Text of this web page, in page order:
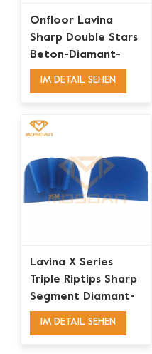
Onfloor Lavina
Sharp Double Stars
Beton-Diamant-
Schleifschuhplatte
IM DETAIL SEHEN
Lavina X Series
Triple Riptips Sharp
Segment Diamant-
Schleifplatte
IM DETAIL SEHEN